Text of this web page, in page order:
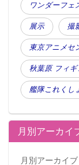
ワンダーフェ
展示 撮
東京アニメセ
秋葉原 フィギ
艦隊これくし
月別アーカイ
月別アーカイブ